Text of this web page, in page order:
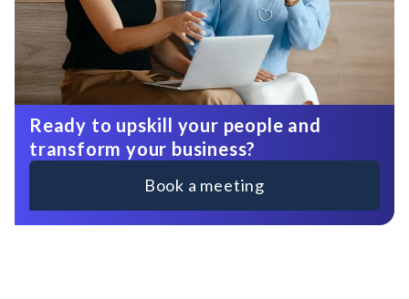
Ready to upskill your people and
transform your business?
Book a meeting